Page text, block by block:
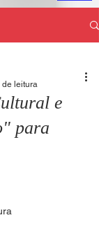
e
para
de leitura